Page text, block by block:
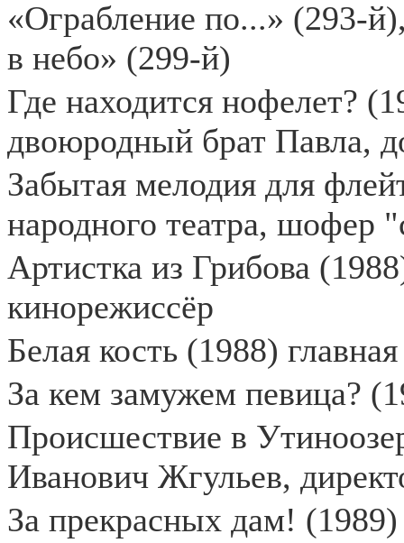
«Ограбление по...» (293-
в небо» (299-й)
Где находится нофелет?
двоюродный брат Павла,
Забытая мелодия для
народного театра, шофер
Артистка из Грибова
кинорежиссёр
Белая кость (1988)
За кем замужем певица?
Происшествие в
Иванович Жгульев,
За прекрасных дам! (1989)